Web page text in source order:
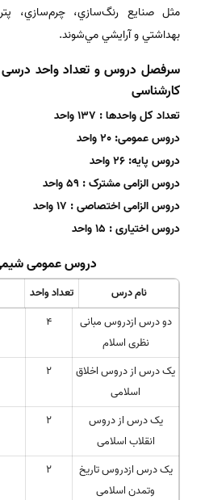
مثل صنايع رنگ‌سازي، چرم‌سازي،
بهداشتي و آرايشي مي‌شوند.
سرفصل دروس و تعداد واحد درسی
کارشناسی
تعداد کل واحدها : 137 واحد
دروس عمومی: 20 واحد
دروس پایه: 26 واحد
دروس الزامی مشترک : 59 واحد
دروس الزامی اختصاصی : 17 واحد
دروس اختیاری : 15 واحد
دروس عمومی
نام درس تعداد واحد
دو درس ازدروس مبانی
نظری اسلام
4
یک درس از دروس اخلاق
اسلامی
2
یک درس از دروس
انقلاب اسلامی
2
یک درس ازدروس تاریخ
وتمدن اسلامی
2